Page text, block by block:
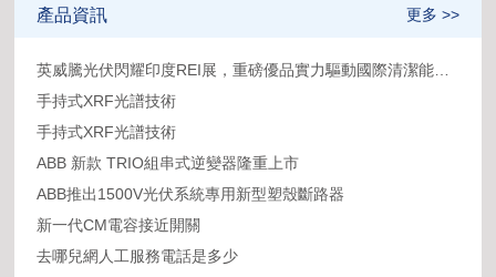
產品資訊 更多 >>
手持式XRF光譜技術
手持式XRF光譜技術
ABB 新款 TRIO組串式逆變器隆重上市
ABB推出1500V光伏系統專用新型塑殼斷路器
新一代CM電容接近開關
去哪兒網人工服務電話是多少